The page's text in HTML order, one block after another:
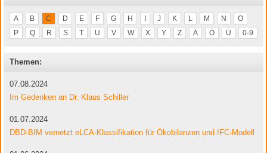
A B C D E F G H J K L M N
O
P
Q R S T U V W X Y Z Ä Ö Ü 0-9
Themen:
07.08.2024
Im Gedenken an Dr. Klaus Schiller
01.07.2024
DBD-BIM vernetzt eLCA-Klassifikation für Ökobilanzen und IFC-Modell